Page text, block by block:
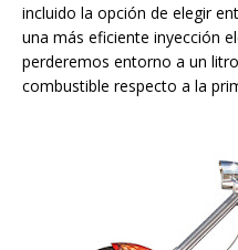
incluido la opción de elegir
una más eficiente inyección
perderemos entorno a un
combustible respecto a la